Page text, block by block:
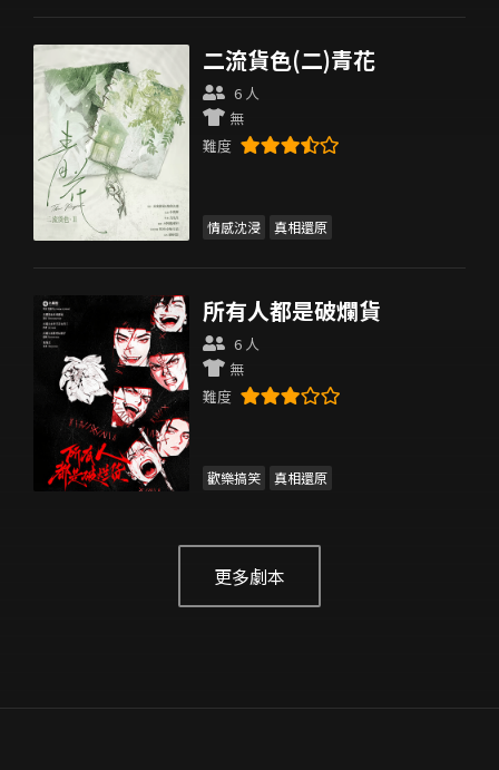
二流貨色(二)青花
6 人
無
難度
情感沈浸 真相還原
所有人都是破爛貨
6 人
無
難度
歡樂搞笑 真相還原
更多劇本